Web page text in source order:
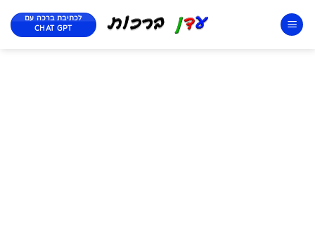
לכתיבת ברכה עם
CHAT GPT